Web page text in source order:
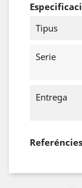
Tipus
Serie
Entrega